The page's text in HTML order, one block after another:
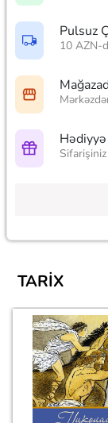
Pulsuz
10 AZN-
Sifarişiniz
TARIX